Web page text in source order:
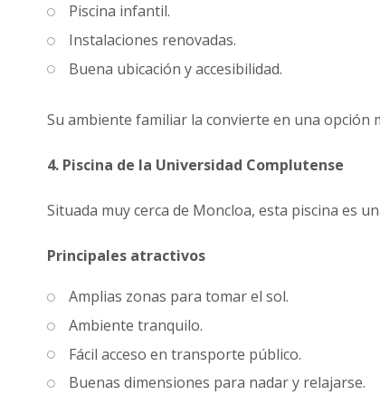
Piscina infantil.
Instalaciones renovadas.
Buena ubicación y accesibilidad.
Su ambiente familiar la convierte en una opción
4. Piscina de la Universidad Complutense
Situada muy cerca de Moncloa, esta piscina es
Principales atractivos
Amplias zonas para tomar el sol.
Ambiente tranquilo.
Fácil acceso en transporte público.
Buenas dimensiones para nadar y relajarse.